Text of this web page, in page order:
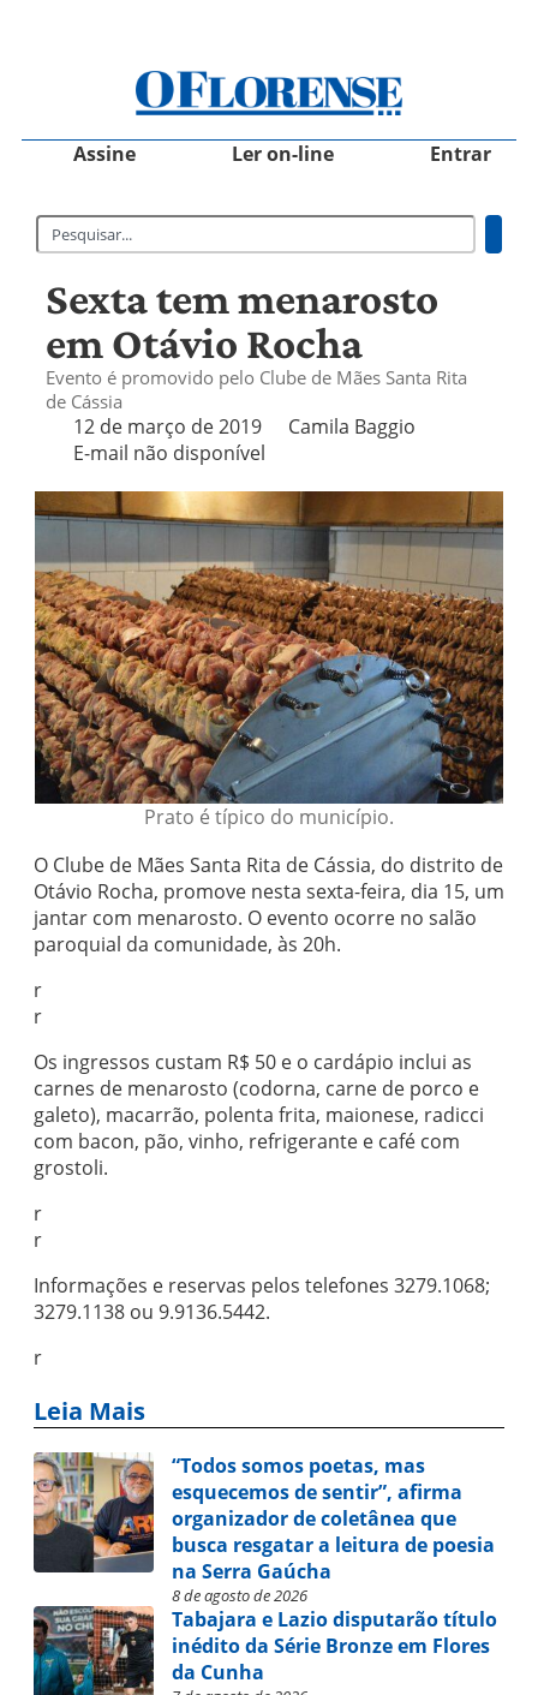
Assine Ler on-line Entrar
Sexta tem menarosto
em Otávio Rocha
Evento é promovido pelo Clube de Mães Santa Rita
de Cássia
12 de março de 2019
Camila Baggio
E-mail não disponível
Prato é típico do município.
O Clube de Mães Santa Rita de Cássia, do distrito de
Otávio Rocha, promove nesta sexta-feira, dia 15, um
jantar com menarosto. O evento ocorre no salão
paroquial da comunidade, às 20h.
r
r
Os ingressos custam R$ 50 e o cardápio inclui as
carnes de menarosto (codorna, carne de porco e
galeto), macarrão, polenta frita, maionese, radicci
com bacon, pão, vinho, refrigerante e café com
grostoli.
r
r
Informações e reservas pelos telefones 3279.1068;
3279.1138 ou 9.9136.5442.
r
Leia Mais
“Todos somos poetas, mas
esquecemos de sentir”, afirma
organizador de coletânea que
busca resgatar a leitura de poesia
na Serra Gaúcha
8 de agosto de 2026
Tabajara e Lazio disputarão título
inédito da Série Bronze em Flores
da Cunha